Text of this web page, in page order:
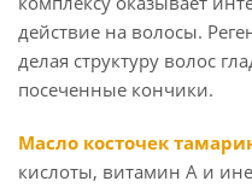
действие на волосы.
делая структуру волос
посеченные кончики.
Масло косточек
кислоты, витамин А и